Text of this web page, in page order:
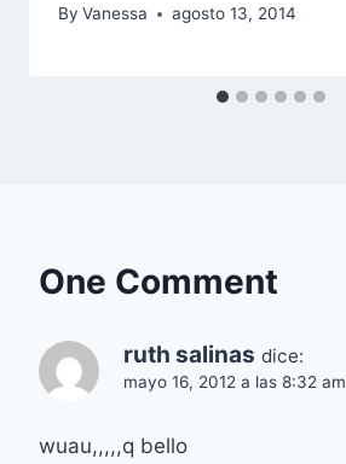
By Vanessa agosto 13, 2014
One Comment
ruth salinas dice:
mayo 16, 2012 a las 8:32 am
wuau,,,,,q bello